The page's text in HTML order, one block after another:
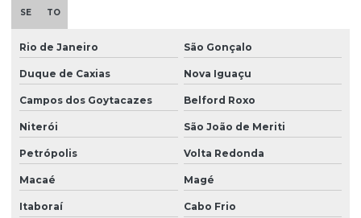
Plastificante em pó
Plastisol
Plastisol para aplicações
Plastisol atóxico
Plastisol pvc
Querosene desodorizado
SE TO
Rio de Janeiro São Gonçalo
Duque de Caxias Nova Iguaçu
Campos dos Goytacazes Belford Roxo
Niterói São João de Meriti
Petrópolis Volta Redonda
Macaé Magé
Itaboraí Cabo Frio